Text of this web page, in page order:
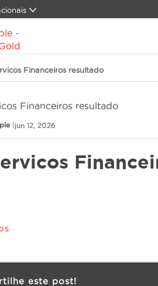
Financeiros resultado
| jun 12, 2026
este post!